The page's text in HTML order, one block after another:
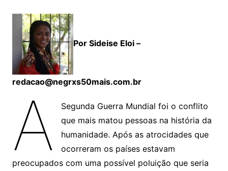
Por Sideise Eloi –
redacao@negrxs50mais.com.br
A
Segunda Guerra Mundial foi o conflito
que mais matou pessoas na história da
humanidade. Após as atrocidades que
ocorreram os países estavam
preocupados com uma possível poluição que seria